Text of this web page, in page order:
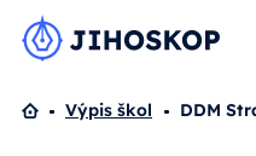
Domů
Výpis škol DDM